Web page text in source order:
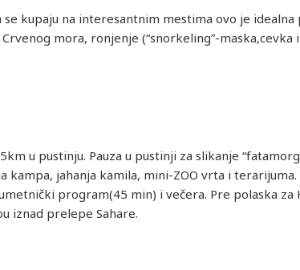
kupaju na interesantnim mestima ovo je
mora, ronjenje (“snorkeling”-maska,cevka
u pustinju. Pauza u pustinji za slikanje
jahanja kamila, mini-ZOO vrta i
program(45 min) i večera. Pre polaska za
iznad prelepe Sahare.